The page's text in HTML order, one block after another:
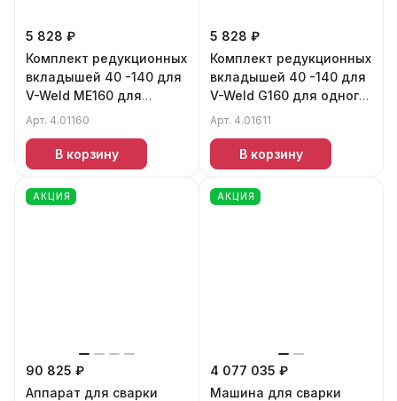
5 828 ₽
Комплект редукционных
вкладышей 40 -140 для
V-Weld ME160 для
одного зажима
Арт. 4.01160
В корзину
5 828 ₽
Комплект редукционных
вкладышей 40 -140 для
V-Weld G160 для одного
зажима
Арт. 4.01611
В корзину
АКЦИЯ
90 825 ₽
Аппарат для сварки
АКЦИЯ
4 077 035 ₽
Машина для сварки